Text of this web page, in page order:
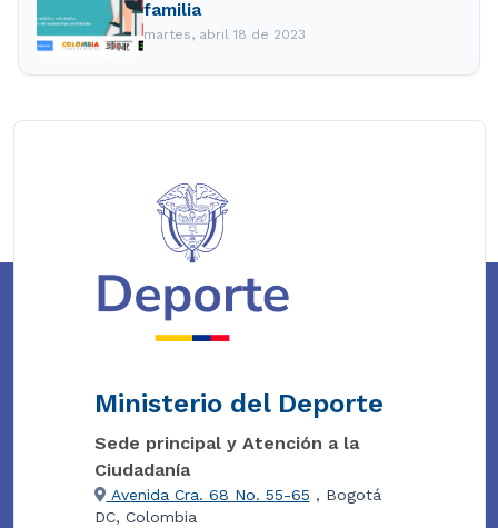
familia
martes, abril 18 de 2023
Ministerio del Deporte
Sede principal y Atención a la
Ciudadanía
Avenida Cra. 68 No. 55-65 , Bogotá
DC, Colombia